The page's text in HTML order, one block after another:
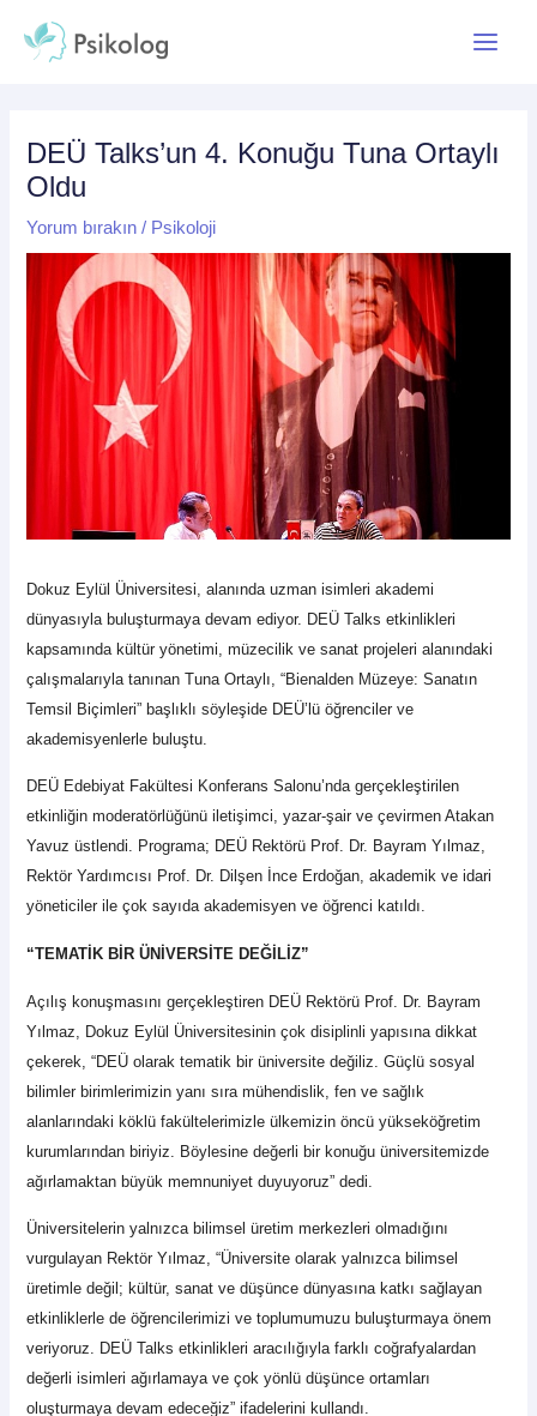
atla
DEÜ Talks’un 4. Konuğu Tuna Ortaylı
Oldu
Yorum bırakın / Psikoloji
Dokuz Eylül Üniversitesi, alanında uzman isimleri akademi
dünyasıyla buluşturmaya devam ediyor. DEÜ Talks etkinlikleri
kapsamında kültür yönetimi, müzecilik ve sanat projeleri alanındaki
çalışmalarıyla tanınan Tuna Ortaylı, “Bienalden Müzeye: Sanatın
Temsil Biçimleri” başlıklı söyleşide DEÜ’lü öğrenciler ve
akademisyenlerle buluştu.
DEÜ Edebiyat Fakültesi Konferans Salonu’nda gerçekleştirilen
etkinliğin moderatörlüğünü iletişimci, yazar-şair ve çevirmen Atakan
Yavuz üstlendi. Programa; DEÜ Rektörü Prof. Dr. Bayram Yılmaz,
Rektör Yardımcısı Prof. Dr. Dilşen İnce Erdoğan, akademik ve idari
yöneticiler ile çok sayıda akademisyen ve öğrenci katıldı.
“TEMATİK BİR ÜNİVERSİTE DEĞİLİZ”
Açılış konuşmasını gerçekleştiren DEÜ Rektörü Prof. Dr. Bayram
Yılmaz, Dokuz Eylül Üniversitesinin çok disiplinli yapısına dikkat
çekerek, “DEÜ olarak tematik bir üniversite değiliz. Güçlü sosyal
bilimler birimlerimizin yanı sıra mühendislik, fen ve sağlık
alanlarındaki köklü fakültelerimizle ülkemizin öncü yükseköğretim
kurumlarından biriyiz. Böylesine değerli bir konuğu üniversitemizde
ağırlamaktan büyük memnuniyet duyuyoruz” dedi.
Üniversitelerin yalnızca bilimsel üretim merkezleri olmadığını
vurgulayan Rektör Yılmaz, “Üniversite olarak yalnızca bilimsel
üretimle değil; kültür, sanat ve düşünce dünyasına katkı sağlayan
etkinliklerle de öğrencilerimizi ve toplumumuzu buluşturmaya önem
veriyoruz. DEÜ Talks etkinlikleri aracılığıyla farklı coğrafyalardan
değerli isimleri ağırlamaya ve çok yönlü düşünce ortamları
oluşturmaya devam edeceğiz” ifadelerini kullandı.
dolaşımı